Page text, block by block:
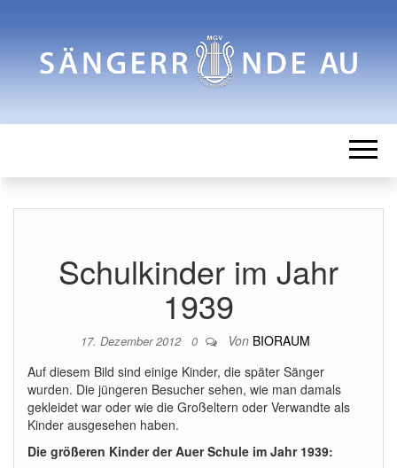
AU
Schulkinder im Jahr
1939
17. Dezember 2012 0 Von BIORAUM
Auf diesem Bild sind einige Kinder, die später Sänger
wurden. Die jüngeren Besucher sehen, wie man damals
gekleidet war oder wie die Großeltern oder Verwandte als
Kinder ausgesehen haben.
Die größeren Kinder der Auer Schule im Jahr 1939: